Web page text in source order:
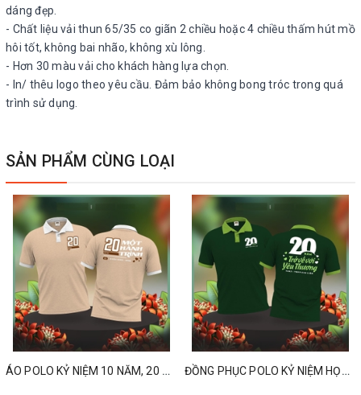
dáng đẹp.
- Chất liệu vải thun 65/35 co giãn 2 chiều hoặc 4 chiều thấm hút mồ
hôi tốt, không bai nhão, không xù lông.
- Hơn 30 màu vải cho khách hàng lựa chọn.
- In/ thêu logo theo yêu cầu. Đảm bảo không bong tróc trong quá
trình sử dụng.
SẢN PHẨM CÙNG LOẠI
ÁO POLO KỶ NIỆM 10 NĂM, 20 NĂM, 30 NĂM, 40 NĂM HỌP LỚP ĐỒNG PHỤC POLO KỶ NIỆM HỌP LỚP 10 NĂM, 20 NĂM, 30 NĂM, 40 NĂM